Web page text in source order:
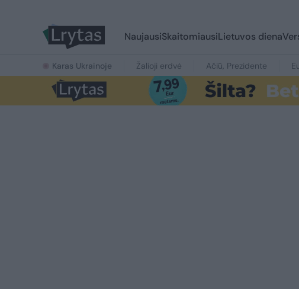
NaujausiSkaitomiausiLietuvos diena
Karas Ukrainoje Žalioji erdvė Ačiū, Prezidente